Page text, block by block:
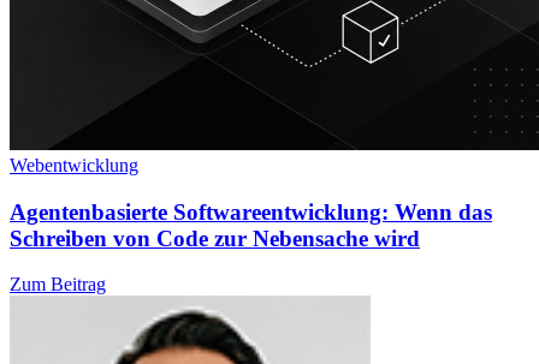
Webentwicklung
Agentenbasierte Softwareentwicklung: Wenn das
Schreiben von Code zur Nebensache wird
Zum Beitrag